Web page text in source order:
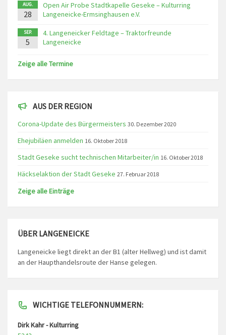
AUG.
28
Open Air Probe Stadtkapelle Geseke – Kulturring
Langeneicke-Ermsinghausen e.V.
SEP.
5
4. Langeneicker Feldtage – Traktorfreunde
Langeneicke
Zeige alle Termine
AUS DER REGION
Corona-Update des Bürgermeisters 30. Dezember 2020
Ehejubiläen anmelden 16. Oktober 2018
Stadt Geseke sucht technischen Mitarbeiter/in 16. Oktober 2018
Häckselaktion der Stadt Geseke 27. Februar 2018
Zeige alle Einträge
ÜBER LANGENEICKE
Langeneicke liegt direkt an der B1 (alter Hellweg) und ist damit
an der Haupthandelsroute der Hanse gelegen.
WICHTIGE TELEFONNUMMERN:
Dirk Kahr - Kulturring